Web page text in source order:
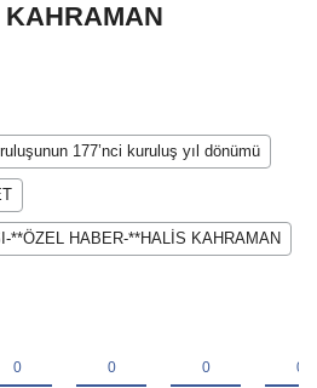
177’nci kuruluş yıl dönümü
**ÖZEL HABER-**HALİS KAHRAMAN